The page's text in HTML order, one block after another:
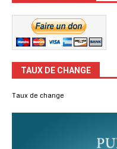
TAUX DE CHANGE
Taux de change